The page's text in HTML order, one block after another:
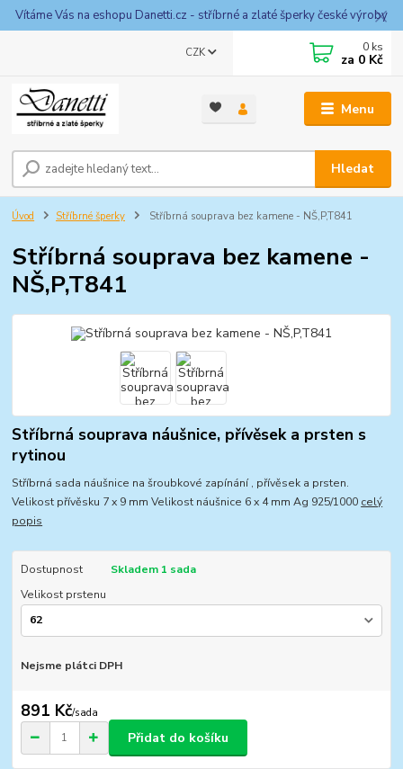
Vítáme Vás na eshopu Danetti.cz - stříbrné a zlaté šperky české výroby
Menu
CZK
Hledat
0 ks
za 0 Kč
Úvod Stříbrné šperky Stříbrná souprava bez kamene - NŠ,P,T841
Stříbrná souprava bez kamene -
NŠ,P,T841
Stříbrná souprava náušnice, přívěsek a prsten s
rytinou
Stříbrná sada náušnice na šroubkové zapínání , přívěsek a prsten.
Velikost přívěsku 7 x 9 mm Velikost náušnice 6 x 4 mm Ag 925/1000 celý
popis
Dostupnost
Skladem 1 sada
Velikost prstenu
Nejsme plátci DPH
891 Kč/sada
Přidat do košíku